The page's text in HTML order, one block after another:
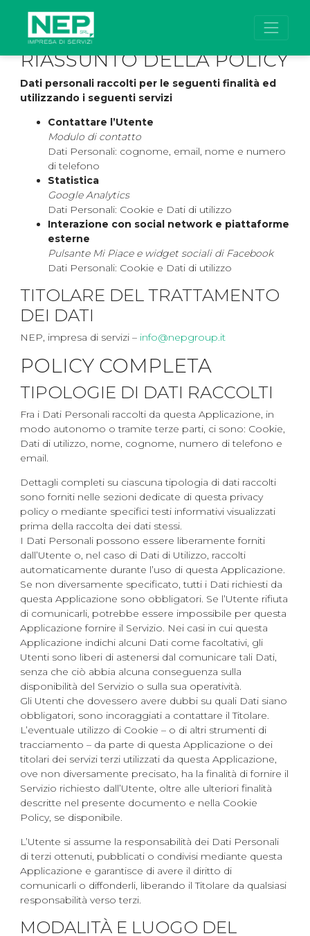
Privacy Policy
RIASSUNTO DELLA POLICY
Dati personali raccolti per le seguenti finalità ed
utilizzando i seguenti servizi
Contattare l’Utente
Modulo di contatto
Dati Personali: cognome, email, nome e numero
di telefono
Statistica
Google Analytics
Dati Personali: Cookie e Dati di utilizzo
Interazione con social network e piattaforme
esterne
Pulsante Mi Piace e widget sociali di Facebook
Dati Personali: Cookie e Dati di utilizzo
TITOLARE DEL TRATTAMENTO
DEI DATI
NEP, impresa di servizi – info@nepgroup.it
POLICY COMPLETA
TIPOLOGIE DI DATI RACCOLTI
Fra i Dati Personali raccolti da questa Applicazione, in
modo autonomo o tramite terze parti, ci sono: Cookie,
Dati di utilizzo, nome, cognome, numero di telefono e
email.
Dettagli completi su ciascuna tipologia di dati raccolti
sono forniti nelle sezioni dedicate di questa privacy
policy o mediante specifici testi informativi visualizzati
prima della raccolta dei dati stessi.
I Dati Personali possono essere liberamente forniti
dall’Utente o, nel caso di Dati di Utilizzo, raccolti
automaticamente durante l’uso di questa Applicazione.
Se non diversamente specificato, tutti i Dati richiesti da
questa Applicazione sono obbligatori. Se l’Utente rifiuta
di comunicarli, potrebbe essere impossibile per questa
Applicazione fornire il Servizio. Nei casi in cui questa
Applicazione indichi alcuni Dati come facoltativi, gli
Utenti sono liberi di astenersi dal comunicare tali Dati,
senza che ciò abbia alcuna conseguenza sulla
disponibilità del Servizio o sulla sua operatività.
Gli Utenti che dovessero avere dubbi su quali Dati siano
obbligatori, sono incoraggiati a contattare il Titolare.
L’eventuale utilizzo di Cookie – o di altri strumenti di
tracciamento – da parte di questa Applicazione o dei
titolari dei servizi terzi utilizzati da questa Applicazione,
ove non diversamente precisato, ha la finalità di fornire il
Servizio richiesto dall’Utente, oltre alle ulteriori finalità
descritte nel presente documento e nella Cookie
Policy, se disponibile.
L’Utente si assume la responsabilità dei Dati Personali
di terzi ottenuti, pubblicati o condivisi mediante questa
Applicazione e garantisce di avere il diritto di
comunicarli o diffonderli, liberando il Titolare da qualsiasi
responsabilità verso terzi.
MODALITÀ E LUOGO DEL